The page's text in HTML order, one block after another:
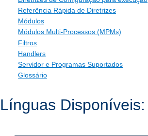
Referência Rápida de Diretrizes
Módulos
Módulos Multi-Processos (MPMs)
Filtros
Handlers
Servidor e Programas Suportados
Glossário
Línguas Disponíveis: